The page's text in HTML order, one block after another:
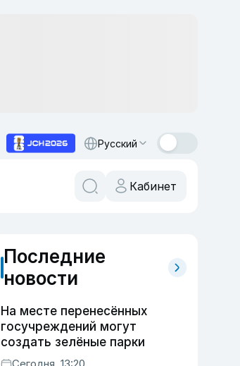
Русский
Кабинет
Последние
новости
На месте перенесённых
госучреждений могут
создать зелёные парки